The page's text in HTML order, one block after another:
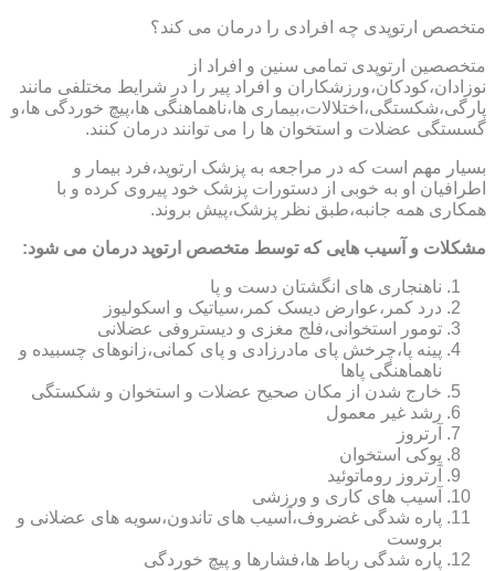
متخصص ارتوپدی چه افرادی را درمان می کند؟
متخصصین ارتوپدی تمامی سنین و افراد از
نوزادان،کودکان،ورزشکاران و افراد پیر را در شرایط مختلفی مانند
پارگی،شکستگی،اختلالات،بیماری ها،ناهماهنگی ها،پیچ خوردگی ها،و
گسستگی عضلات و استخوان ها را می توانند درمان کنند.
بسیار مهم است که در مراجعه به پزشک ارتوپد،فرد بیمار و
اطرافیان او به خوبی از دستورات پزشک خود پیروی کرده و با
همکاری همه جانبه،طبق نظر پزشک،پیش بروند.
مشکلات و آسیب هایی که توسط متخصص ارتوپد درمان می شود:
ناهنجاری های انگشتان دست و پا
درد کمر،عوارض دیسک کمر،سیاتیک و اسکولیوز
تومور استخوانی،فلج مغزی و دیستروفی عضلانی
پینه پا،چرخش پای مادرزادی و پای کمانی،زانوهای چسبیده و
ناهماهنگی پاها
خارج شدن از مکان صحیح عضلات و استخوان و شکستگی
رشد غیر معمول
آرتروز
پوکی استخوان
آرتروز روماتوئید
آسیب های کاری و ورزشی
پاره شدگی غضروف،آسیب های تاندون،سویه های عضلانی و
بروست
پاره شدگی رباط ها،فشارها و پیچ خوردگی